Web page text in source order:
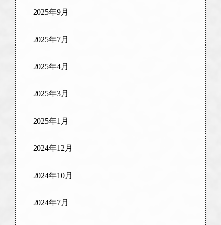
2025年9月
2025年7月
2025年4月
2025年3月
2025年1月
2024年12月
2024年10月
2024年7月